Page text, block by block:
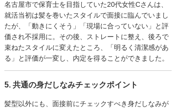
名古屋市で保育士を目指していた20代女性Cさんは、
就活当初は髪を巻いたスタイルで面接に臨んでいまし
たが、「動きにくそう」「現場に合っていない」と評
価され不採用に。その後、ストレートに整え、後ろで
束ねたスタイルに変えたところ、「明るく清潔感があ
る」と評価が一変し、内定を得ることができました。
5. 共通の身だしなみチェックポイント
髪型以外にも、面接前にチェックすべき身だしなみが